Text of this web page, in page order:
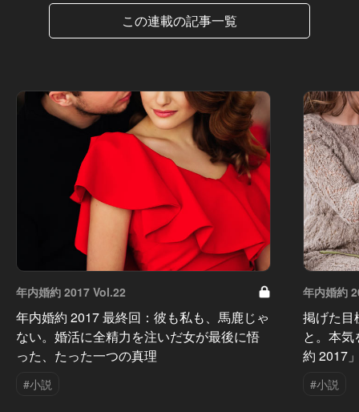
この連載の記事一覧
年内婚約 2017 Vol.22
年内婚約 2017 最終回：彼も私も、馬鹿じゃ
ない。婚活に全精力を注いだ女が最後に悟
った、たった一つの真理
#小説
年内婚約
掲げた目
と。本
約 2017
#小説